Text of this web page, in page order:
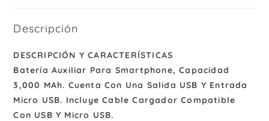
Descripción
DESCRIPCIÓN Y CARACTERÍSTICAS
Batería Auxiliar Para Smartphone, Capacidad
3,000 MAh. Cuenta Con Una Salida USB Y Entrada
Micro USB. Incluye Cable Cargador Compatible
Con USB Y Micro USB.